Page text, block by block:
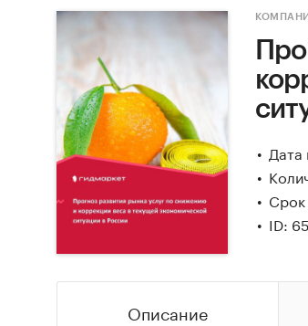
Дата
Срок
ID:
Описание